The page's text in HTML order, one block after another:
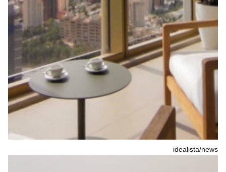
idealista/news